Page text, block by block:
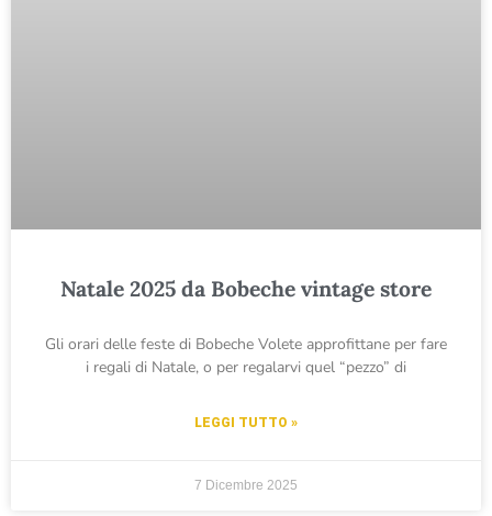
Natale 2025 da Bobeche vintage store
Gli orari delle feste di Bobeche Volete approfittane per fare
i regali di Natale, o per regalarvi quel “pezzo” di
LEGGI TUTTO »
7 Dicembre 2025